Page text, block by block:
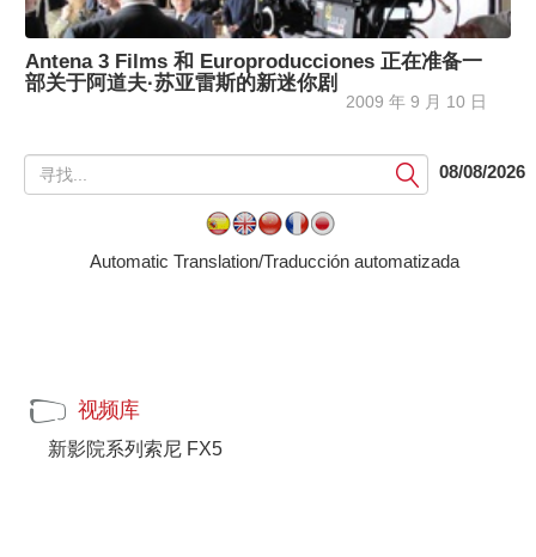
Antena 3 Films 和 Europroducciones 正在准备一
部关于阿道夫·苏亚雷斯的新迷你剧
2009 年 9 月 10 日
提
交
08/08/2026
Automatic Translation/Traducción automatizada
视频库
新影院系列索尼 FX5